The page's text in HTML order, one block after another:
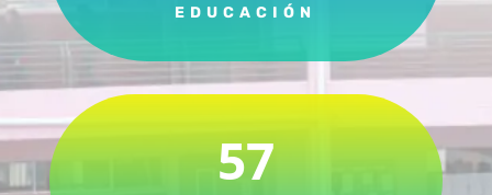
EDUCACIÓN
57